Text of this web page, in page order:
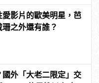
愛影片的歐美明星，芭
之外還有誰？
國外「大老二限定」交